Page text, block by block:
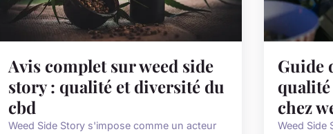
Avis complet sur weed side
story : qualité et diversité du
cbd
Weed Side Story s'impose comme un acteur
Guide
chez
Weed Side